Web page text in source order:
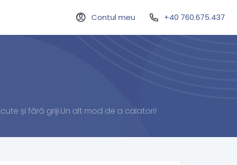
Contul meu +40 760.675.437
și fără griji.Un alt mod de a calatori!